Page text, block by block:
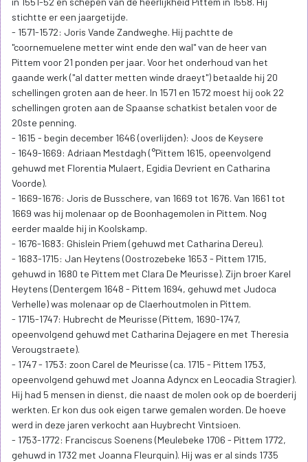
stichtte er een jaargetijde.
- 1571-1572: Joris Vande Zandweghe. Hij pachtte de
"coornemuelene metter wint ende den wal" van de heer van
Pittem voor 21 ponden per jaar. Voor het onderhoud van het
gaande werk ("al datter metten winde draeyt") betaalde hij 20
schellingen groten aan de heer. In 1571 en 1572 moest hij ook 22
schellingen groten aan de Spaanse schatkist betalen voor de
20ste penning.
- 1615 - begin december 1646 (overlijden): Joos de Keysere
- 1649-1669: Adriaan Mestdagh (°Pittem 1615, opeenvolgend
gehuwd met Florentia Mulaert, Egidia Devrient en Catharina
Voorde).
- 1669-1676: Joris de Busschere, van 1669 tot 1676. Van 1661 tot
1669 was hij molenaar op de Boonhagemolen in Pittem. Nog
eerder maalde hij in Koolskamp.
- 1676-1683: Ghislein Priem (gehuwd met Catharina Dereu).
- 1683-1715: Jan Heytens (Oostrozebeke 1653 - Pittem 1715,
gehuwd in 1680 te Pittem met Clara De Meurisse). Zijn broer Karel
Heytens (Dentergem 1648 - Pittem 1694, gehuwd met Judoca
Verhelle) was molenaar op de Claerhoutmolen in Pittem.
- 1715-1747: Hubrecht de Meurisse (Pittem, 1690-1747,
opeenvolgend gehuwd met Catharina Dejagere en met Theresia
Verougstraete).
- 1747 - 1753: zoon Carel de Meurisse (ca. 1715 - Pittem 1753,
opeenvolgend gehuwd met Joanna Adyncx en Leocadia Stragier).
Hij had 5 mensen in dienst, die naast de molen ook op de boerderij
werkten. Er kon dus ook eigen tarwe gemalen worden. De hoeve
werd in deze jaren verkocht aan Huybrecht Vintsioen.
- 1753-1772: Franciscus Soenens (Meulebeke 1706 - Pittem 1772,
gehuwd in 1732 met Joanna Fleurquin). Hij was er al sinds 1735